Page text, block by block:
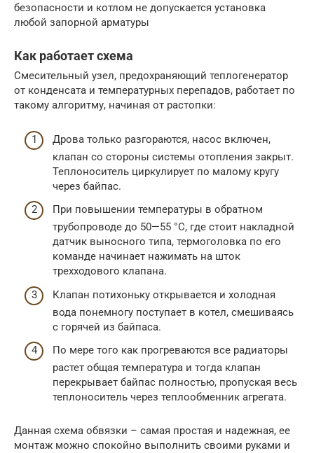
безопасности и котлом не допускается установка
любой запорной арматуры
Как работает схема
Смесительный узел, предохраняющий теплогенератор
от конденсата и температурных перепадов, работает по
такому алгоритму, начиная от растопки:
Дрова только разгораются, насос включен,
клапан со стороны системы отопления закрыт.
Теплоноситель циркулирует по малому кругу
через байпас.
При повышении температуры в обратном
трубопроводе до 50—55 °С, где стоит накладной
датчик выносного типа, термоголовка по его
команде начинает нажимать на шток
трехходового клапана.
Клапан потихоньку открывается и холодная
вода понемногу поступает в котел, смешиваясь
с горячей из байпаса.
По мере того как прогреваются все радиаторы
растет общая температура и тогда клапан
перекрывает байпас полностью, пропуская весь
теплоноситель через теплообменник агрегата.
Данная схема обвязки – самая простая и надежная, ее
монтаж можно спокойно выполнить своими руками и